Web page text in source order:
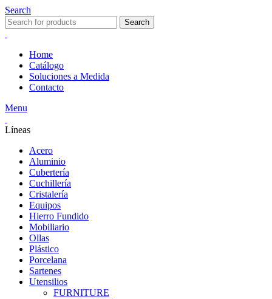
Search
Search
Home
Catálogo
Soluciones a Medida
Contacto
Menu
Líneas
Acero
Aluminio
Cubertería
Cuchillería
Cristalería
Equipos
Hierro Fundido
Mobiliario
Ollas
Plástico
Porcelana
Sartenes
Utensilios
FURNITURE